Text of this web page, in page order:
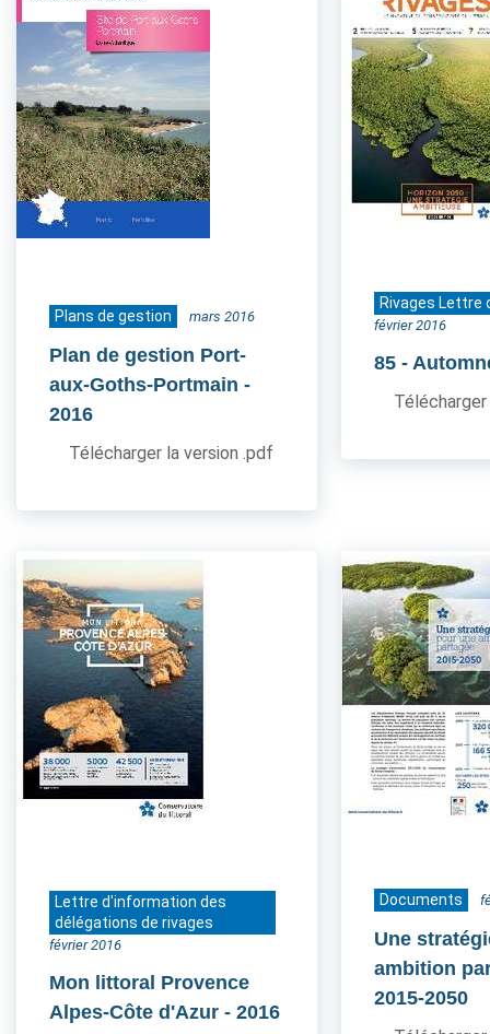
Plans de gestion mars 2016
Plan de gestion Port-
aux-Goths-Portmain -
2016
Télécharger la version .pdf
Rivages Lettre
février 2016
85 -
Lettre d'information des
délégations de rivages
février 2016
Mon littoral Provence
Alpes-Côte d'Azur - 2016
Documents
Une
ambition
2015-2050